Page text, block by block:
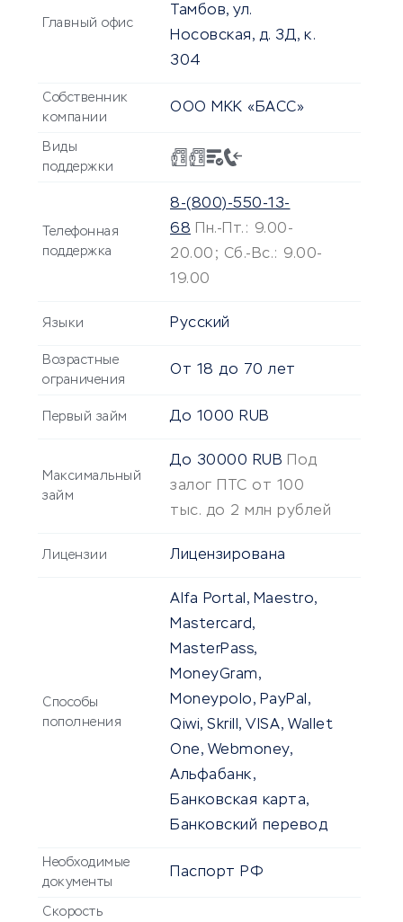
Главный офис
Тамбов, ул.
Носовская, д. 3Д, к.
304
Собственник
компании
ООО МКК «БАСС»
Виды
поддержки
Телефонная
поддержка
8-(800)-550-13-
68 Пн.-Пт.: 9.00-
20.00; Сб.-Вс.: 9.00-
19.00
Языки Русский
Возрастные
ограничения
От 18 до 70 лет
Первый займ До 1000 RUB
Максимальный
займ
До 30000 RUB Под
залог ПТС от 100
тыс. до 2 млн рублей
Лицензии Лицензирована
Способы
пополнения
Alfa Portal, Maestro,
Mastercard,
MasterPass,
MoneyGram,
Moneypolo, PayPal,
Qiwi, Skrill, VISA, Wallet
One, Webmoney,
Альфабанк,
Банковская карта,
Банковский перевод
Необходимые
документы
Паспорт РФ
Скорость